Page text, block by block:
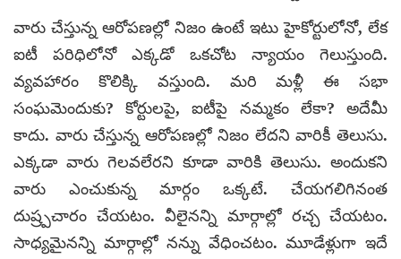
వారు చేస్తున్న ఆరోపణల్లో నిజం ఉంటే ఇటు హైకోర్టులోనో, లేక
ఐటీ పరిధిలోనో ఎక్కడో ఒకచోట న్యాయం గెలుస్తుంది.
వ్యవహారం కొలిక్కి వస్తుంది. మరి మళ్లీ ఈ సభా
సంఘమెందుకు? కోర్టులపై, ఐటీపై నమ్మకం లేకా? అదేమీ
కాదు. వారు చేస్తున్న ఆరోపణల్లో నిజం లేదని వారికీ తెలుసు.
ఎక్కడా వారు గెలవలేరని కూడా వారికి తెలుసు. అందుకని
వారు ఎంచుకున్న మార్గం ఒక్కటే. చేయగలిగినంత
దుష్ర్పచారం చేయటం. వీలైనన్ని మార్గాల్లో రచ్చ చేయటం.
సాధ్యమైనన్ని మార్గాల్లో నన్ను వేధించటం. మూడేళ్లుగా ఇదే